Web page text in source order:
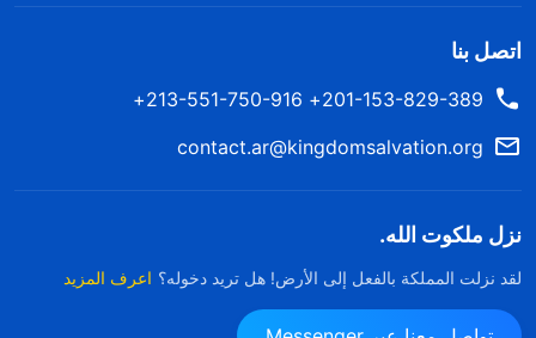
اتصل بنا
201-153-829-389+ 213-551-750-916+
contact.ar@kingdomsalvation.org
نزل ملكوت الله.
لقد نزلت المملكة بالفعل إلى الأرض! هل تريد دخوله؟ اعرف المزيد